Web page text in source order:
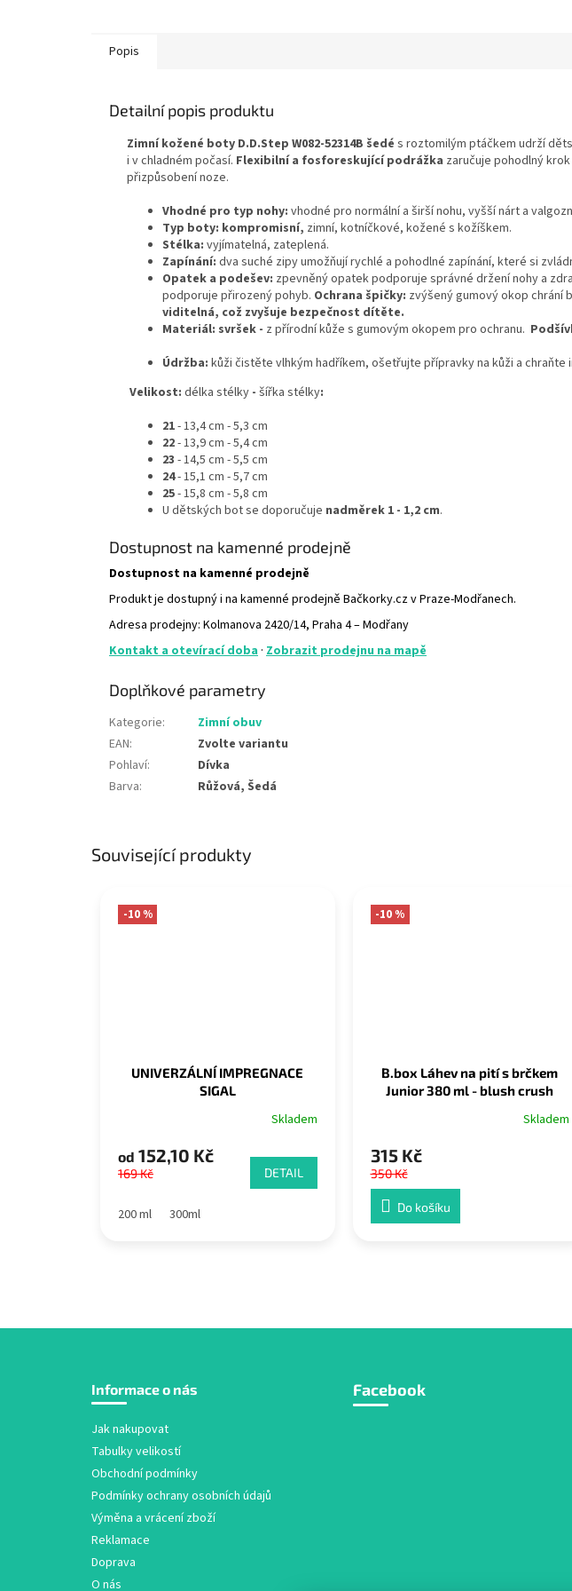
Související produkty
-10 %
UNIVERZÁLNÍ IMPREGNACE
SIGAL
Skladem
od 152,10 Kč
169 Kč DETAIL
200 ml 300ml
-10 %
B.box Láhev na pití s brčkem
Junior 380 ml - blush crush
Skladem
315 Kč
350 Kč
Do košíku
Popis
Detailní popis produktu
Zimní kožené boty D.D.Step W082-52314B šedé s roztomilým ptáčkem udrží
i v chladném počasí. Flexibilní a fosforeskující podrážka zaručuje pohodlný
přizpůsobení noze.
Vhodné pro typ nohy: vhodné pro normální a širší nohu, vyšší nárt a
Typ boty: kompromisní, zimní, kotníčkové, kožené s kožíškem.
Stélka: vyjímatelná, zateplená.
Zapínání: dva suché zipy umožňují rychlé a pohodlné zapínání, které si
Opatek a podešev: zpevněný opatek podporuje správné držení nohy a
podporuje přirozený pohyb. Ochrana špičky: zvýšený gumový okop chrání
viditelná, což zvyšuje bezpečnost dítěte.
Materiál: svršek - z přírodní kůže s gumovým okopem pro ochranu.
Údržba: kůži čistěte vlhkým hadříkem, ošetřujte přípravky na kůži a
Velikost: délka stélky - šířka stélky:
21- 13,4 cm - 5,3 cm
22- 13,9 cm - 5,4 cm
23 - 14,5 cm - 5,5 cm
24- 15,1 cm - 5,7 cm
25- 15,8 cm - 5,8 cm
U dětských bot se doporučuje nadměrek 1 - 1,2 cm.
Dostupnost na kamenné prodejně
Dostupnost na kamenné prodejně
Produkt je dostupný i na kamenné prodejně Bačkorky.cz v Praze-Modřanech.
Adresa prodejny: Kolmanova 2420/14, Praha 4 – Modřany
Kontakt a otevírací doba · Zobrazit prodejnu na mapě
Doplňkové parametry
Kategorie:
Zimní obuv
EAN:
Zvolte variantu
Pohlaví:
Dívka
Barva: Růžová, Šedá
Informace o nás
Jak nakupovat
Tabulky velikostí
Obchodní podmínky
Podmínky ochrany osobních údajů
Výměna a vrácení zboží
Reklamace
Doprava
O nás
Facebook